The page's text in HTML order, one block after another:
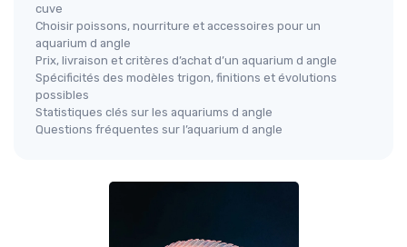
cuve
Choisir poissons, nourriture et accessoires pour un
aquarium d angle
Prix, livraison et critères d’achat d’un aquarium d angle
Spécificités des modèles trigon, finitions et évolutions
possibles
Statistiques clés sur les aquariums d angle
Questions fréquentes sur l’aquarium d angle